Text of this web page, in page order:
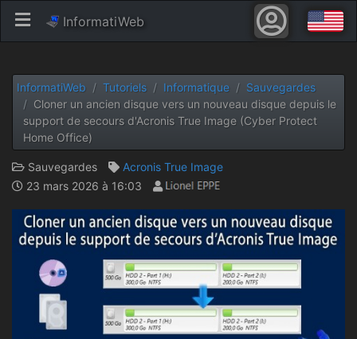
InformatiWeb
InformatiWeb Tutoriels Informatique
Sauvegardes
Cloner un ancien disque vers un nouveau disque depuis le
support de secours d'Acronis True Image (Cyber Protect
Home Office)
Sauvegardes
Acronis True Image
23 mars 2026 à 16:03